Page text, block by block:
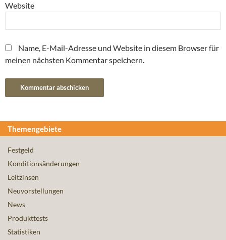
Website
Name, E-Mail-Adresse und Website in diesem Browser für
meinen nächsten Kommentar speichern.
Themengebiete
Festgeld
Konditionsänderungen
Leitzinsen
Neuvorstellungen
News
Produkttests
Statistiken